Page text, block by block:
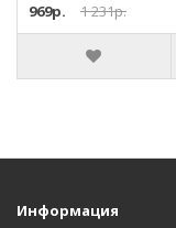
969р.
1 231р.
Информация